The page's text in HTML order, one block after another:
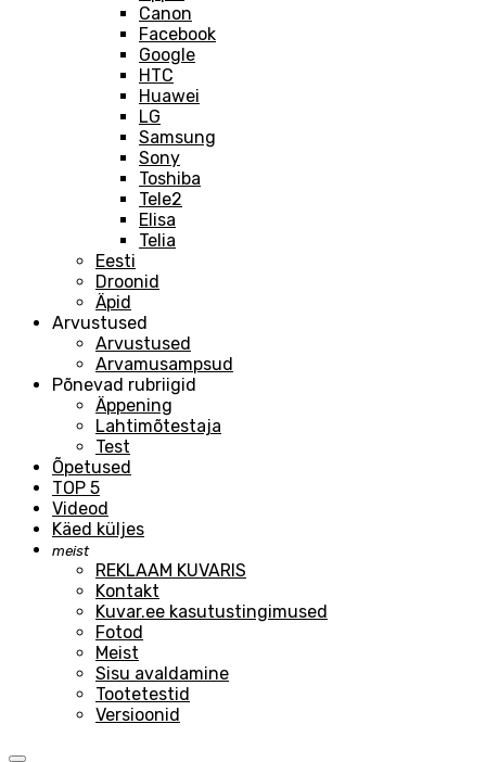
Canon
Facebook
Google
HTC
Huawei
LG
Samsung
Sony
Toshiba
Tele2
Elisa
Telia
Eesti
Droonid
Äpid
Arvustused
Arvustused
Arvamusampsud
Põnevad rubriigid
Äppening
Lahtimõtestaja
Test
Õpetused
TOP 5
Videod
Käed küljes
meist
REKLAAM KUVARIS
Kontakt
Kuvar.ee kasutustingimused
Fotod
Meist
Sisu avaldamine
Tootetestid
Versioonid